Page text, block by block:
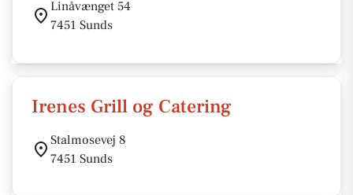
Linåvænget 54
7451 Sunds
Irenes Grill og Catering
Stalmosevej 8
7451 Sunds